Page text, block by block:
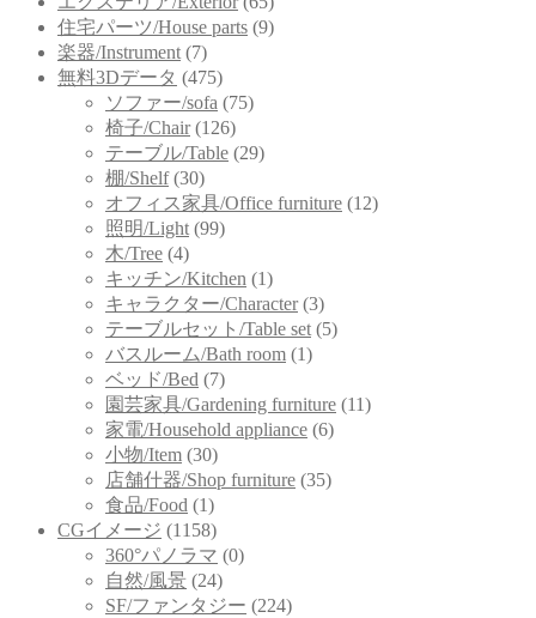
住宅パーツ/House parts (9)
楽器/Instrument (7)
無料3Dデータ (475)
ソファー/sofa (75)
椅子/Chair (126)
テーブル/Table (29)
棚/Shelf (30)
オフィス家具/Office furniture (12)
照明/Light (99)
木/Tree (4)
キッチン/Kitchen (1)
キャラクター/Character (3)
テーブルセット/Table set (5)
バスルーム/Bath room (1)
ベッド/Bed (7)
園芸家具/Gardening furniture (11)
家電/Household appliance (6)
小物/Item (30)
店舗什器/Shop furniture (35)
食品/Food (1)
CGイメージ (1158)
360°パノラマ (0)
自然/風景 (24)
SF/ファンタジー (224)